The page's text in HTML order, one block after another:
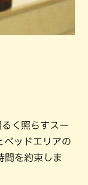
く照らすスー
ベッドエリアの
間を約束しま